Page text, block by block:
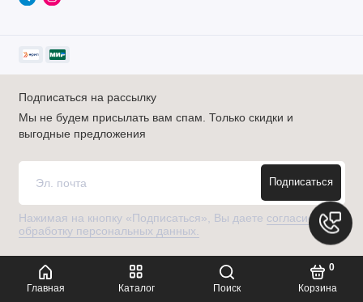
Главная Каталог Поиск Корзина
0
Подписаться на рассылку
Мы не будем присылать вам спам. Только скидки и
выгодные предложения
Подписаться
Нажимая на кнопку «Подписаться», Вы даете согласие на
обработку персональных данных.